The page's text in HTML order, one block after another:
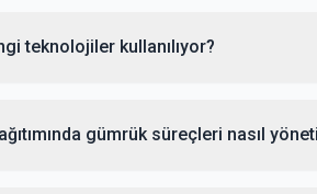
teknolojiler kullanılıyor?
gümrük süreçleri nasıl